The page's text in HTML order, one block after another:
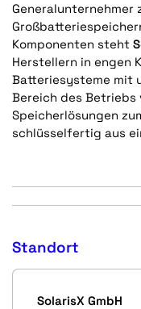
Generalunternehmer
Komponenten steht
Herstellern in engen
Batteriesysteme mit
Bereich des Betriebs
Speicherlösungen
schlüsselfertig aus
Standort
SolarisX GmbH